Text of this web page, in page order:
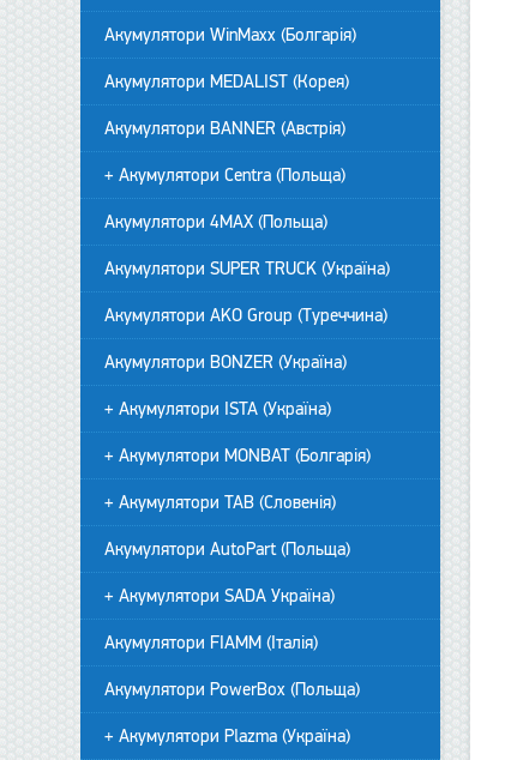
Акумулятори WinMaxx (Болгарія)
Акумулятори MEDALIST (Корея)
Акумулятори BANNER (Австрія)
+ Акумулятори Centra (Польща)
Акумулятори 4MAX (Польща)
Акумулятори SUPER TRUCK (Україна)
Акумулятори AKO Group (Туреччина)
Акумулятори BONZER (Україна)
+ Акумулятори ISTA (Україна)
+ Акумулятори MONBAT (Болгарія)
+ Акумулятори TAB (Словенія)
Акумулятори AutoPart (Польща)
+ Акумулятори SADA Україна)
Акумулятори FIAMM (Італія)
Акумулятори PowerBox (Польща)
+ Акумулятори Plazma (Україна)